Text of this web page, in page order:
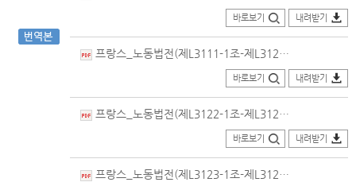
바로보기 내려받기
프랑스_노동법전(제L3111-1조-제L3121-69조)_번역본(2019.01.21.개정).pdf
바로보기 내려받기
프랑스_노동법전(제L3122-1조-제L3122-19조)_번역본(2019.01.21.개정).pdf
바로보기 내려받기
프랑스_노동법전(제L3123-1조-제L3123-13조)_번역본(2019.10.23.개정).pdf